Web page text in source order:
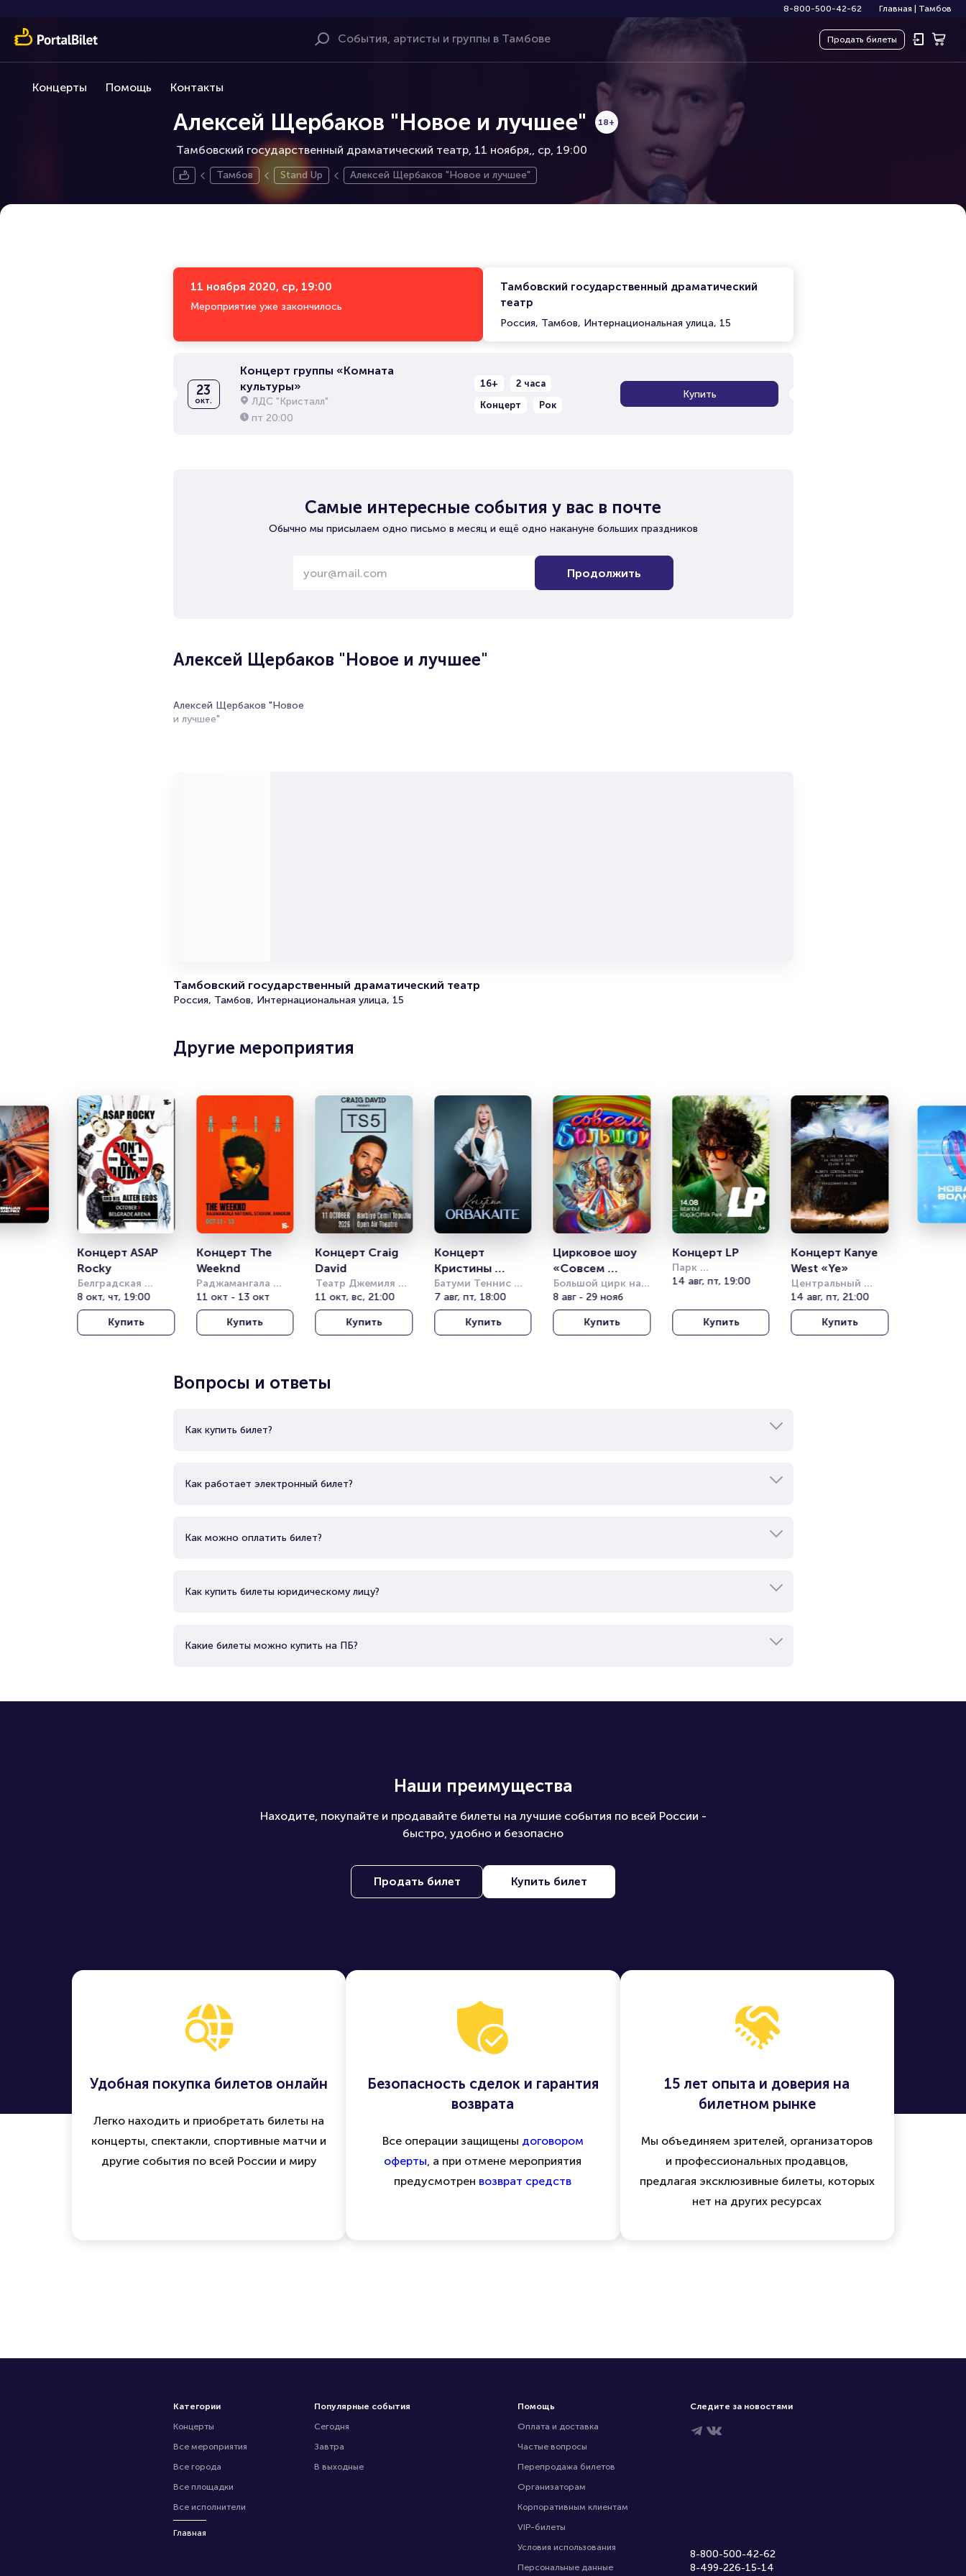
8-800-500-42-62 Главная Тамбов
Продать билеты
Концерты Помощь Контакты
Алексей Щербаков "Новое и лучшее"
Тамбовский государственный драматический театр, 11 ноября,
18+
ср, 19:00
Тамбов Stand Up Алексей Щербаков "Новое и лучшее"
11 ноября 2020, ср, 19:00
Мероприятие уже закончилось
Тамбовский государственный драматический
театр
Россия, Тамбов, Интернациональная улица, 15
23
окт.
Концерт группы «Комната
культуры»
ЛДС "Кристалл"
пт 20:00
16+
2 часа
Концерт
Рок
Купить
Самые интересные события у вас в почте
Обычно мы присылаем одно письмо в месяц и ещё одно накануне больших праздников
Продолжить
Алексей Щербаков "Новое и лучшее"
Алексей Щербаков "Новое
и лучшее"
Тамбовский государственный драматический театр
Россия, Тамбов, Интернациональная улица, 15
Другие мероприятия
Концерт ASAP
Rocky
Белградская
Арена (бывш.
Штарк Арена)
8 окт, чт, 19:00
Купить
Концерт The
Weeknd
Раджамангала
Нэшнл Стэдиум
(Rajamangala
National Stadium)
11 окт - 13 окт
Купить
Концерт Craig
David
Театр Джемиля
Топузлу под
открытым небом
(Harbiye Cemil
Topuzlu Open Air
11 окт, вс, 21:00
Купить
Концерт
Кристины
Орбакайте
Батуми Теннис
Клаб (Batumi
Tennis Club)
7 авг, пт, 18:00
Купить
Цирковое шоу
«Совсем
большой»
Большой цирк на
проспекте
Вернадского
8 авг - 29 нояб
Купить
Концерт LP
Парк
Кучукчифтлик
14 авг, пт, 19:00
Купить
Концерт Kanye
West «Ye»
Центральный
стадион Алматы
14 авг, пт, 21:00
Купить
Вопросы и ответы
Как купить билет?
Как работает электронный билет?
Как можно оплатить билет?
Как купить билеты юридическому лицу?
Какие билеты можно купить на ПБ?
Наши преимущества
Находите, покупайте и продавайте билеты на лучшие события по всей России -
быстро, удобно и безопасно
Продать билет Купить билет
Удобная покупка билетов онлайн
Легко находить и приобретать билеты на
концерты, спектакли, спортивные матчи и
другие события по всей России и миру
Безопасность сделок и гарантия
возврата
Все операции защищены договором
оферты , а при отмене мероприятия
предусмотрен возврат средств
15 лет опыта и доверия на
билетном рынке
Мы объединяем зрителей, организаторов
и профессиональных продавцов,
предлагая эксклюзивные билеты, которых
нет на других ресурсах
Категории
Концерты
Все мероприятия
Все города
Все площадки
Все исполнители
Главная
Популярные события
Сегодня
Завтра
В выходные
Помощь
Оплата и доставка
Частые вопросы
Перепродажа билетов
Организаторам
Корпоративным клиентам
VIP-билеты
Условия использования
Персональные данные
Следите за новостями
8-800-500-42-62
8-499-226-15-14